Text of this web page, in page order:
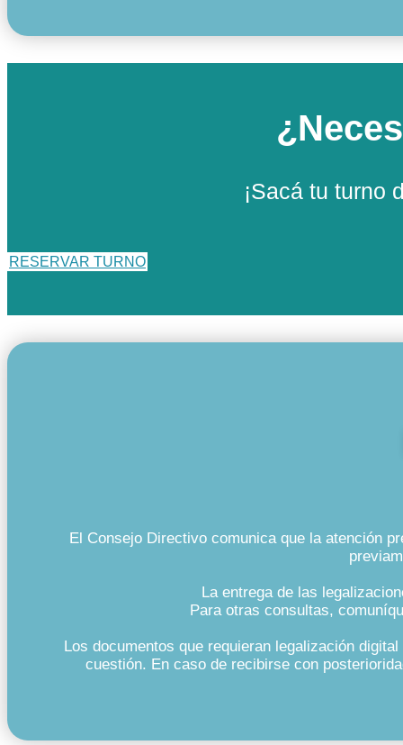
¡Sacá tu turno
RESERVAR TURNO
El Consejo Directivo comunica que la atención
La entrega de las
Para otras consultas,
Los documentos que requieran legalización
cuestión. En caso de recibirse con